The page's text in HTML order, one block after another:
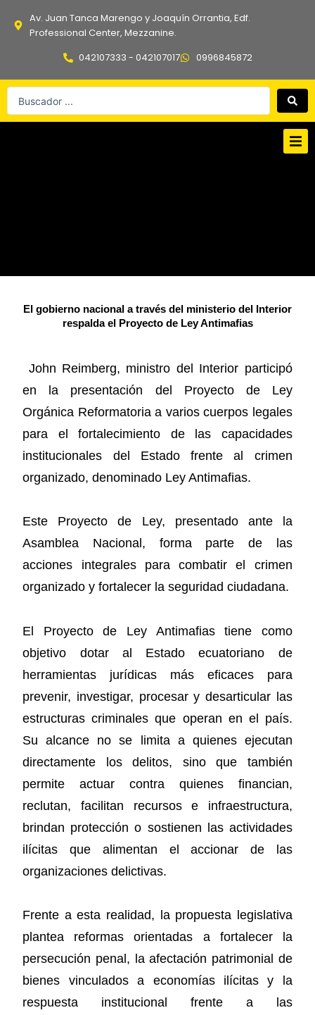
Av. Juan Tanca Marengo y Joaquín Orrantia, Edf.
Professional Center, Mezzanine.
042107333 - 042107017
0996845872
Search
El gobierno nacional a través del ministerio del Interior
respalda el Proyecto de Ley Antimafias
John Reimberg, ministro del Interior participó
en la presentación del Proyecto de Ley
Orgánica Reformatoria a varios cuerpos legales
para el fortalecimiento de las capacidades
institucionales del Estado frente al crimen
organizado, denominado Ley Antimafias.
Este Proyecto de Ley, presentado ante la
Asamblea Nacional, forma parte de las
acciones integrales para combatir el crimen
organizado y fortalecer la seguridad ciudadana.
El Proyecto de Ley Antimafias tiene como
objetivo dotar al Estado ecuatoriano de
herramientas jurídicas más eficaces para
prevenir, investigar, procesar y desarticular las
estructuras criminales que operan en el país.
Su alcance no se limita a quienes ejecutan
directamente los delitos, sino que también
permite actuar contra quienes financian,
reclutan, facilitan recursos e infraestructura,
brindan protección o sostienen las actividades
ilícitas que alimentan el accionar de las
organizaciones delictivas.
Frente a esta realidad, la propuesta legislativa
plantea reformas orientadas a fortalecer la
persecución penal, la afectación patrimonial de
bienes vinculados a economías ilícitas y la
respuesta institucional frente a las